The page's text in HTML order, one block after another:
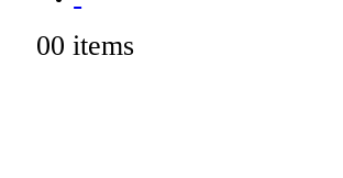
00 items